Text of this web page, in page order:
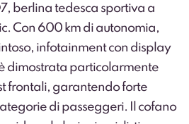
berlina tedesca sportiva a
Con 600 km di autonomia,
infotainment con display
è dimostrata particolarmente
frontali, garantendo forte
di passeggeri. Il cofano